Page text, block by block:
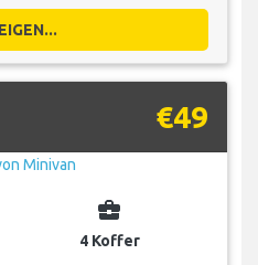
€49
business_center
4 Koffer